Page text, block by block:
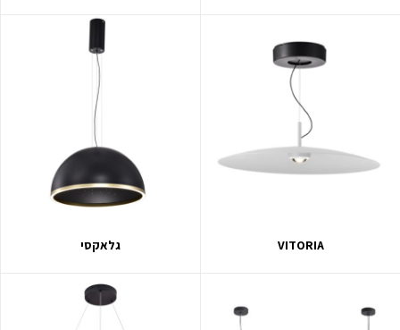
VITORIA גלאקסי